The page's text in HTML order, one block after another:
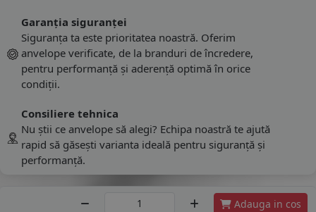
Garanția siguranței
Siguranța ta este prioritatea noastră. Oferim
anvelope verificate, de la branduri de încredere,
pentru performanță și aderență optimă în orice
condiții.
Consiliere tehnica
Nu știi ce anvelope să alegi? Echipa noastră te ajută
rapid să găsești varianta ideală pentru siguranță și
performanță.
Adauga in cos